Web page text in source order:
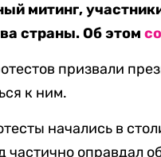
митинг,
страны. Об этом
призвали
к ним.
начались в
частично оправдал